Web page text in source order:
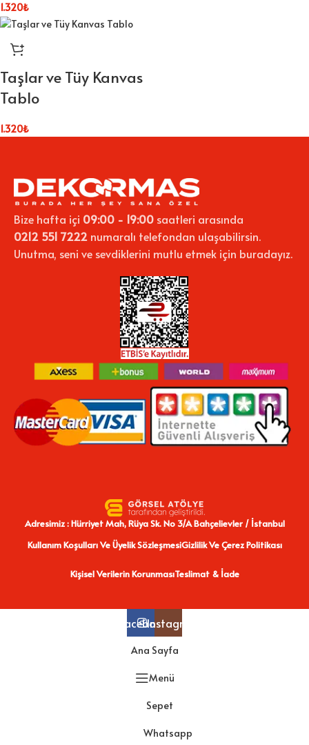
1.320₺
Taşlar ve Tüy Kanvas
Tablo
1.320₺
Bize hafta içi 09:00 - 19:00 saatleri arasında
0212 551 7222 numaralı telefondan ulaşabilirsin.
Unutma, seni ve sevdiklerini mutlu etmek için buradayız.
Adresimiz : Hürriyet Mah, Rüya Sk. No 3/A Bahçelievler / İstanbul
Kullanım Koşulları Ve Üyelik SözleşmesiGizlilik Ve Çerez Politikası
Kişisel Verilerin KorunmasıTeslimat & İade
FacebookInstagram
Ana Sayfa
Menü
Sepet
Whatsapp